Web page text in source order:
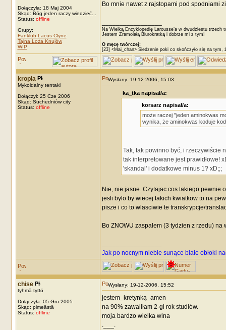
Dołączyła: 18 Maj 2004
Skąd: Bóg jeden raczy wiedzieć...
Status: offline
Grupy:
Fanklub Lacus Clyne
Tajna Loża Knujów
WIP
Bo mnie nawet z rajstopami pod spodniami
Na Wielką Encyklopedię Larousse’a w dwudziestu trzech
Jestem Zramolałą Biurokratką i dobrze mi z tym!
O męcę twórczej:
[23] <Mai_chan> Siedzenie poki co skończyło się na
kropla
Mykoidalny tentakl
Dołączył: 25 Cze 2006
Skąd: Suchedniów city
Status: offline
Wysłany: 19-12-2006, 15:03
ka_tka napisał/a:
korsarz napisał/a:
może raczej "jeden aminokwas
wynika, że aminokwas koduje
Tak, tak powinno być, i rzeczywiście
tak interpretowane jest prawidłowe!
'skandal' i dodatkowe minus 1? xD;;;
Nie, nie jasne. Czytajac cos takiego pewnie
jesli bylo by wiecej takich kwiatkow to na
pisze i co to wlasciwie te transkrypcje/
Bo ZNOWU zaspalem (3 tydzien z rzedu) na
Jak po nocnym niebie sunące białe obłoki
chise
tyhmä tyttö
Dołączyła: 05 Gru 2005
Skąd: pimeästä
Status: offline
Wysłany: 19-12-2006, 15:52
jestem_kretynką_amen
na 90% zawaliłam 2-gi rok studiów.
moja bardzo wielka wina
.___.